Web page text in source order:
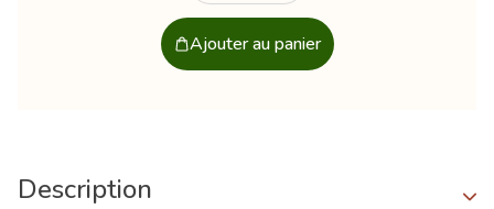
Ajouter au panier
Description